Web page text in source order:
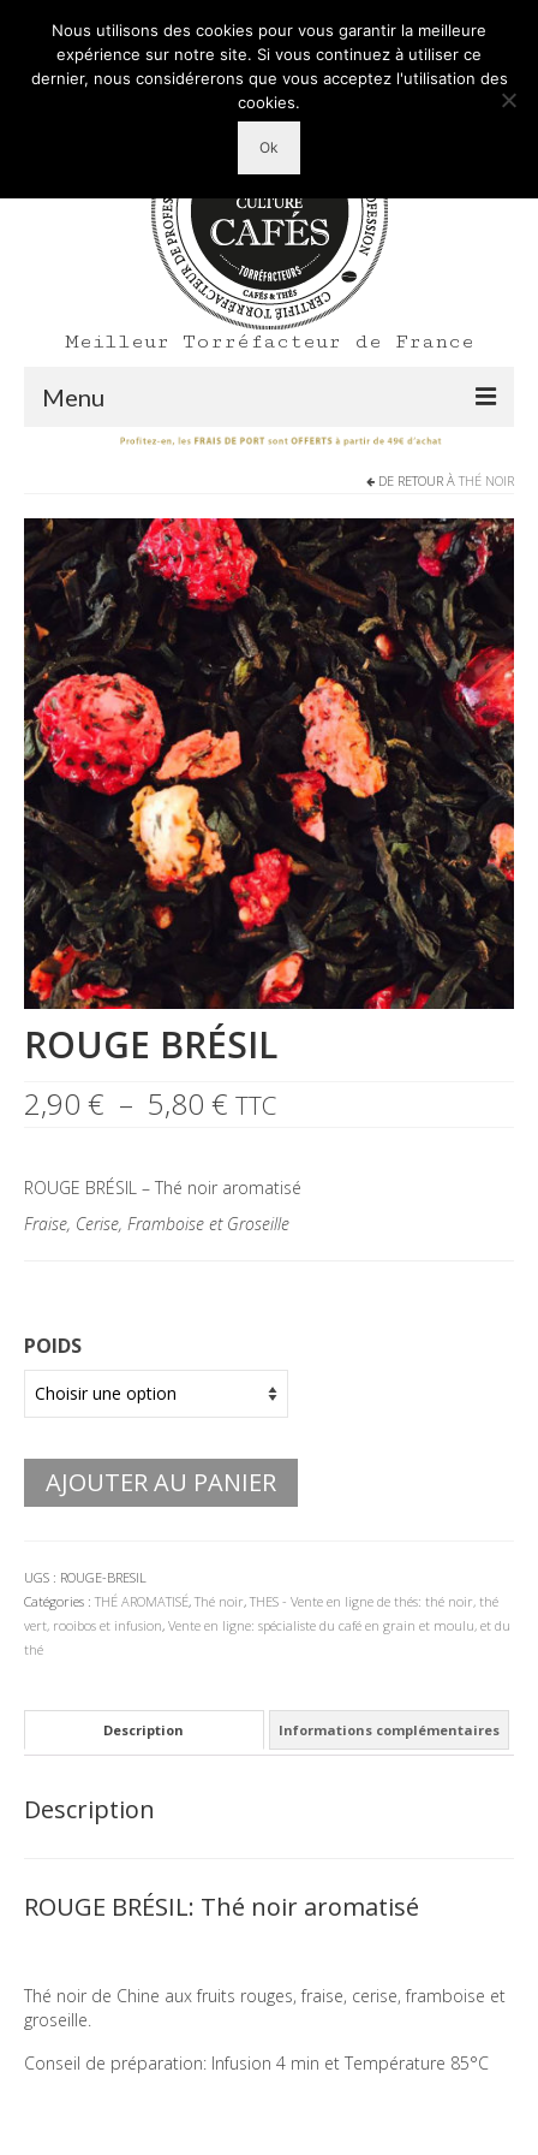
Mon Compte Votre panier d'achats 0,00
Rechercher
Meilleur Torréfacteur de France
Menu
La marque
Où nous trouver
Contact
Professionnels
BUREAUX / PME
HOTELS / RESTAURANTS
CE
Blog
DE RETOUR ÀTHÉ NOIR
ROUGE BRÉSIL
2,90 € – 5,80 € Plage
de
2,90 €
à
5,80 €
TTC
ROUGE BRÉSIL – Thé noir aromatisé
Fraise, Cerise, Framboise et Groseille
POIDS
AJOUTER AU PANIER
UGS : ROUGE-BRESIL
Catégories : THÉ AROMATISÉ, Thé noir, THES - Vente en ligne de thés: thé noir, thé
vert, rooibos et infusion, Vente en ligne: spécialiste du café en grain et moulu, et du
thé
Description Informations complémentaires
Description
ROUGE BRÉSIL: Thé noir aromatisé
Thé noir de Chine aux fruits rouges, fraise, cerise, framboise et
groseille.
Conseil de préparation: Infusion 4 min et Température 85°C
Nous utilisons des cookies pour vous garantir la meilleure
expérience sur notre site. Si vous continuez à utiliser ce
dernier, nous considérerons que vous acceptez l'utilisation des
cookies.
Ok